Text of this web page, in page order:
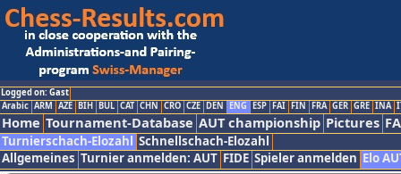
Logged on: Gast
Arabic ARM AZE BIH BUL CAT CHN CRO CZE DEN ENG ESP FAI FIN FRA GER GRE INA
Home Tournament-Database AUT championship Pictures
Turnierschach-Elozahl Schnellschach-Elozahl
Allgemeines Turnier anmelden: AUT FIDE Spieler anmelden Elo